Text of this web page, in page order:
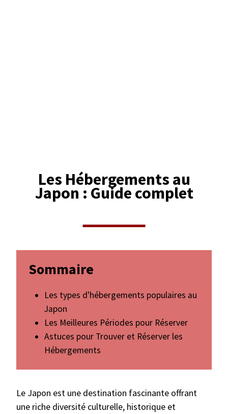
Les Hébergements au
Japon : Guide complet
Sommaire
Les types d'hébergements populaires au
Japon
Les Meilleures Périodes pour Réserver
Astuces pour Trouver et Réserver les
Hébergements
Le Japon est une destination fascinante offrant
une riche diversité culturelle, historique et